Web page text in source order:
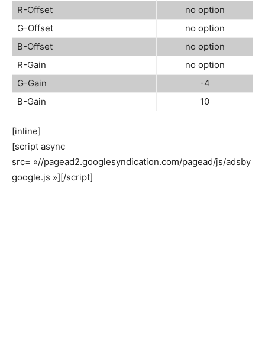
R-Offset
no option
G-Offset
no option
B-Offset
no option
R-Gain
no option
G-Gain
-4
B-Gain
10
[inline]
[script async
src= »//pagead2.googlesyndication.com/pagead/js/adsby
google.js »][/script]